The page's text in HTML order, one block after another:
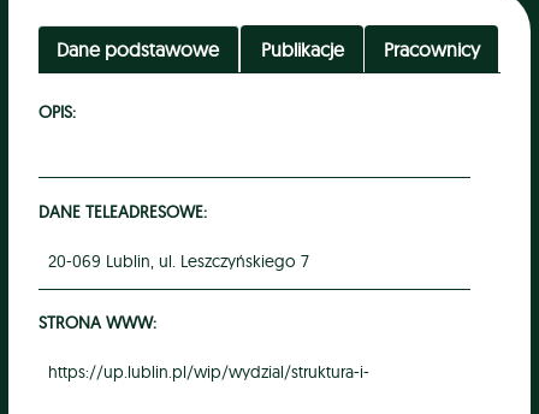
Dane podstawowe Publikacje Pracownicy
OPIS:
DANE TELEADRESOWE:
20-069 Lublin, ul. Leszczyńskiego 7
STRONA WWW:
https://up.lublin.pl/wip/wydzial/struktura-i-